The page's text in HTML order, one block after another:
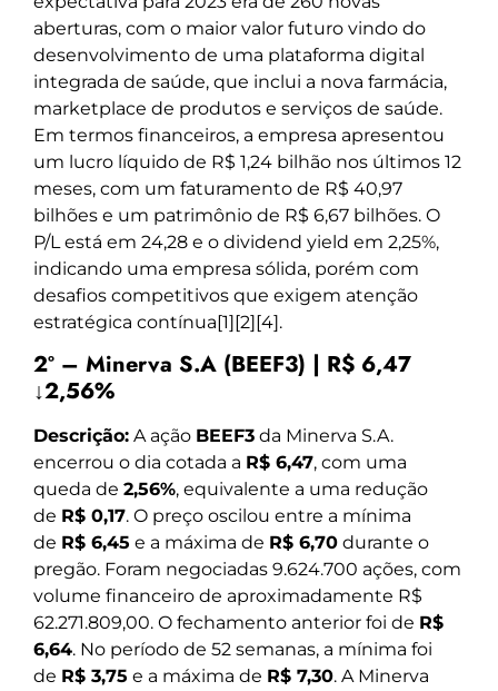
aberturas, com o maior valor futuro vindo do
desenvolvimento de uma plataforma digital
integrada de saúde, que inclui a nova farmácia,
marketplace de produtos e serviços de saúde.
Em termos financeiros, a empresa apresentou
um lucro líquido de R$ 1,24 bilhão nos últimos 12
meses, com um faturamento de R$ 40,97
bilhões e um patrimônio de R$ 6,67 bilhões. O
P/L está em 24,28 e o dividend yield em 2,25%,
indicando uma empresa sólida, porém com
desafios competitivos que exigem atenção
estratégica contínua[1][2][4].
2º – Minerva S.A (BEEF3) | R$ 6,47
↓2,56%
Descrição: A ação BEEF3 da Minerva S.A.
encerrou o dia cotada a R$ 6,47, com uma
queda de 2,56%, equivalente a uma redução
de R$ 0,17. O preço oscilou entre a mínima
de R$ 6,45 e a máxima de R$ 6,70 durante o
pregão. Foram negociadas 9.624.700 ações, com
volume financeiro de aproximadamente R$
62.271.809,00. O fechamento anterior foi de R$
6,64. No período de 52 semanas, a mínima foi
de R$ 3,75 e a máxima de R$ 7,30. A Minerva